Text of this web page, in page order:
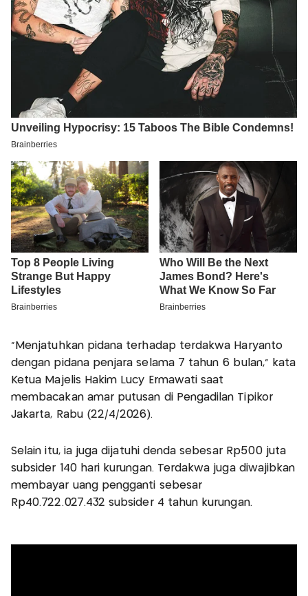
"Menjatuhkan pidana terhadap terdakwa Haryanto
dengan pidana penjara selama 7 tahun 6 bulan," kata
Ketua Majelis Hakim Lucy Ermawati saat
membacakan amar putusan di Pengadilan Tipikor
Jakarta, Rabu (22/4/2026).
Selain itu, ia juga dijatuhi denda sebesar Rp500 juta
subsider 140 hari kurungan. Terdakwa juga diwajibkan
membayar uang pengganti sebesar
Rp40.722.027.432 subsider 4 tahun kurungan.